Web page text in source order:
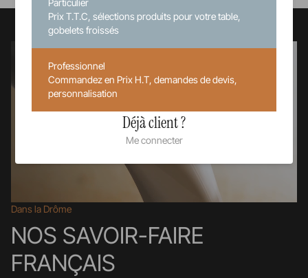
Dans la Drôme
NOS SAVOIR-FAIRE
FRANÇAIS
Particulier
Prix T.T.C, sélections produits pour votre table,
gobelets froissés
Professionnel
Commandez en Prix H.T, demandes de devis,
personnalisation
Déjà client ?
Me connecter